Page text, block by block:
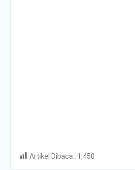
Artikel Dibaca : 1,450